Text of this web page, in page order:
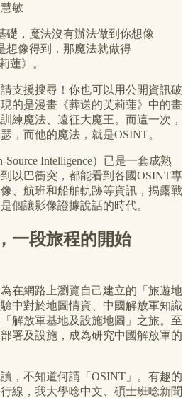
敏
礎，魔法沒有辦法做到你想像
想像得到，那魔法就做得
蓮》。
支援搜尋！你也可以用公開資訊破
的是漫畫《葬送的芙莉蓮》中的畫
練魔法、遠征大魔王。而這一次，
，而他的魔法，就是OSINT。
Intelligence）已是一套成熟
以巴衝突，都能看到各國OSINT專
、航班和船舶軌跡等資訊，揭露戰
讓影像證據說話的時代。
一段旅程的開始
在網路上瀏覽自己建立的「旅遊地
中對於地圖情資、中國解放軍知識
解放軍基地及設施地圖」之旅。至
署及設施，成為研究中國解放軍的
，不知道何謂「OSINT」。有趣的
線，我大學唸中文、碩士班唸新聞